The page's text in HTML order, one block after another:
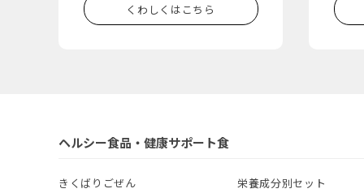
くわしくはこちら
ヘルシー食品・健康サポート食
きくばりごぜん
栄養成分別セット